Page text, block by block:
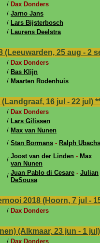
/ Dax Donders
/ Jarno Jans
/ Lars Bijsterbosch
/ Laurens Deelstra
(Leeuwarden, 25 aug - 2
/ Dax Donders
/ Bas Klijn
/ Maarten Rodenhuis
16 jul - 22 jul)
/ Dax Donders
/ Lars Gilissen
/ Max van Nunen
/ Stan Bormans - Ralph Ubachs
/ Joost van der Linden - Max
van Nunen
/ Juan Pablo di Cesare - Julian
DeSousa
2018 (Hoorn, 7 jul -
/ Dax Donders
(Alkmaar, 23 jun - 1
/ Dax Donders